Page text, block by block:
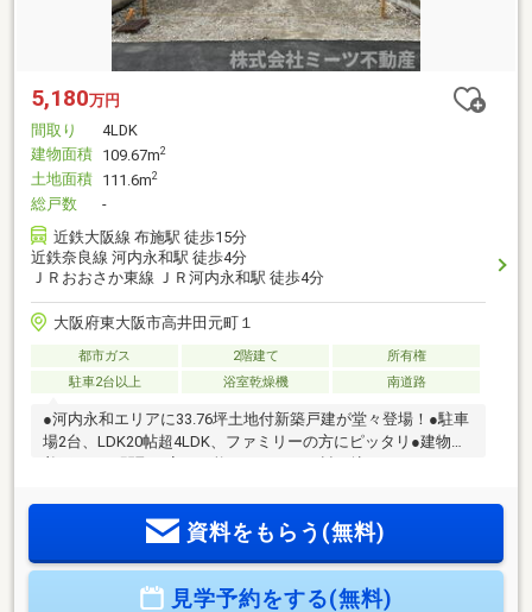
5,180万円
間取り
4LDK
建物面積 109.67m2
土地面積 111.6m2
総戸数
-
近鉄大阪線 布施駅 徒歩15分
近鉄奈良線 河内永和駅 徒歩4分
ＪＲおおさか東線 ＪＲ河内永和駅 徒歩4分
大阪府東大阪市高井田元町１
都市ガス 2階建て
所有権
駐車2台以上
浴室乾燥機 南道路
●河内永和エリアに33.76坪土地付新築戸建が堂々登場！●駐車
場2台、LDK20帖超4LDK、ファミリーの方にピッタリ●建物未
少なく閑静なエリアでありながら、駅、お買い物、小学校な
ど日常で利用する施設の殆どが徒歩圏内に揃っている充実の
のニーズに叶った提案をさせて頂きます。ご安心いただける
資料をもらう(無料)
見学予約をする(無料)